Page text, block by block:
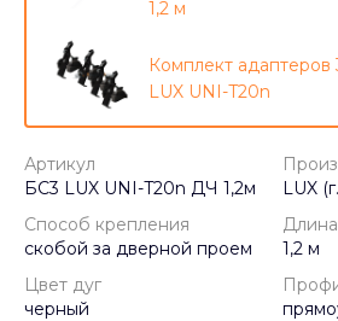
1,2 м
Комплект адаптеров
LUX UNI-T20n
Артикул
БС3 LUX UNI-T20n ДЧ 1,2м
LUX
Способ крепления
скобой за дверной проем
1,2 м
Цвет дуг
черный